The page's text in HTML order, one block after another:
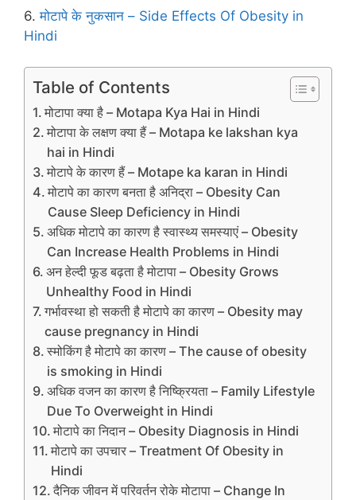
6.मोटापे के नुकसान – Side Effects Of Obesity in
Hindi
Table of Contents
मोटापा क्‍या है – Motapa Kya Hai in Hindi
मोटापा के लक्षण क्‍या हैं – Motapa ke lakshan kya
hai in Hindi
मोटापे के कारण हैं – Motape ka karan in Hindi
मोटापे का कारण बनता है अनिद्रा – Obesity Can
Cause Sleep Deficiency in Hindi
अधिक मोटापे का कारण है स्‍वास्‍थ्‍य समस्‍याएं – Obesity
Can Increase Health Problems in Hindi
अन हेल्‍दी फूड बढ़ता है मोटापा – Obesity Grows
Unhealthy Food in Hindi
गर्भावस्‍था हो सकती है मोटापे का कारण – Obesity may
cause pregnancy in Hindi
स्मोकिंग है मोटापे का कारण – The cause of obesity
is smoking in Hindi
अधिक वजन का कारण है निष्क्रियता – Family Lifestyle
Due To Overweight in Hindi
मोटापे का निदान – Obesity Diagnosis in Hindi
मोटापे का उपचार – Treatment Of Obesity in
Hindi
दैनिक जीवन में परिवर्तन रोके मोटापा – Change In